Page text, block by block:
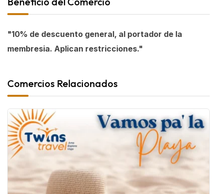
"10% de descuento general, al portador de la
membresia. Aplican restricciones."
Comercios Relacionados